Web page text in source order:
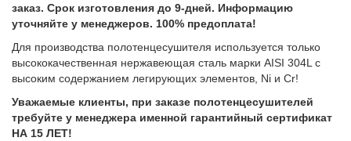
заказ. Срок изготовления до 9-дней. Информацию
уточняйте у менеджеров. 100% предоплата!
Для производства полотенцесушителя используется только
высококачественная нержавеющая сталь марки AISI 304L с
высоким содержанием легирующих элементов, Ni и Cr!
Уважаемые клиенты, при заказе полотенцесушителей
требуйте у менеджера именной гарантийный сертификат
НА 15 ЛЕТ!